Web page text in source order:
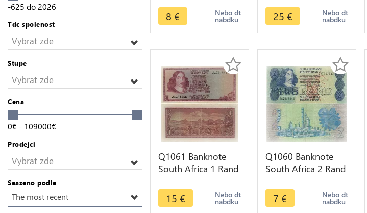
-625 do 2026
Tdc spolenost
Vybrat zde
Stupe
Vybrat zde
Cena
0€ - 109000€
Prodejci
Vybrat zde
Seazeno podle
The most recent
AU -> Make offer
8 € Nebo dt
nabdku
Riebeeck 1978-1993
UNC
25 € Nebo dt
nabdku
Q1061 Banknote
South Africa 1 Rand
1973-1975 AU
15 € Nebo dt
nabdku
Q1060 Banknote
South Africa 2 Rand
1978 - 1990
7 € Nebo dt
nabdku